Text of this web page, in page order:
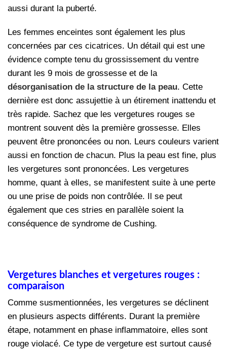
aussi durant la puberté.
Les femmes enceintes sont également les plus
concernées par ces cicatrices. Un détail qui est une
évidence compte tenu du grossissement du ventre
durant les 9 mois de grossesse et de la
désorganisation de la structure de la peau. Cette
dernière est donc assujettie à un étirement inattendu et
très rapide. Sachez que les vergetures rouges se
montrent souvent dès la première grossesse. Elles
peuvent être prononcées ou non. Leurs couleurs varient
aussi en fonction de chacun. Plus la peau est fine, plus
les vergetures sont prononcées. Les vergetures
homme, quant à elles, se manifestent suite à une perte
ou une prise de poids non contrôlée. Il se peut
également que ces stries en parallèle soient la
conséquence de syndrome de Cushing.
Vergetures blanches et vergetures rouges :
comparaison
Comme susmentionnées, les vergetures se déclinent
en plusieurs aspects différents. Durant la première
étape, notamment en phase inflammatoire, elles sont
rouge violacé. Ce type de vergeture est surtout causé